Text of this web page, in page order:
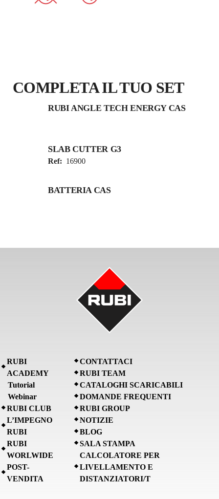
COMPLETA IL TUO SET
RUBI ANGLE TECH ENERGY CAS
SLAB CUTTER G3
Ref: 16900
BATTERIA CAS
RUBI
ACADEMY
Tutorial
Webinar
RUBI CLUB
L’IMPEGNO
RUBI
RUBI
WORLWIDE
POST-
VENDITA
CONTATTACI
RUBI TEAM
CATALOGHI SCARICABILI
DOMANDE FREQUENTI
RUBI GROUP
NOTIZIE
BLOG
SALA STAMPA
CALCOLATORE PER
LIVELLAMENTO E
DISTANZIATORI/T